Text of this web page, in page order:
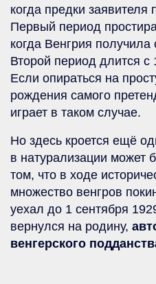
когда предки заявителя
Первый период
когда Венгрия получила
Второй период длится с
Если опираться на
рождения самого
играет в таком случае.
Но здесь кроется ещё
в натурализации может
том, что в ходе
множество венгров
уехал до 1 сентября
вернулся на родину,
венгерского